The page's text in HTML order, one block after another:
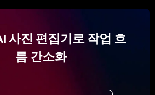
사진 편집기로 작업 흐
름 간소화